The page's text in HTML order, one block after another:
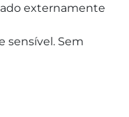
externamente
sensível. Sem